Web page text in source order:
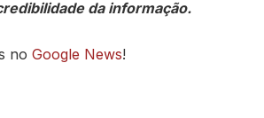
da informação.
no Google News!